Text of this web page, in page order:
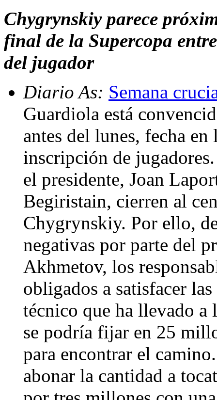
Chygrynskiy parece
final de la Supercopa
del jugador
Diario As: Semana
Guardiola está
antes del lunes, fecha
inscripción de jugadores.
el presidente, Joan
Begiristain, cierren al
Chygrynskiy. Por ello,
negativas por parte del
Akhmetov, los
obligados a satisfacer
técnico que ha llevado
se podría fijar en 25
para encontrar el
abonar la cantidad a